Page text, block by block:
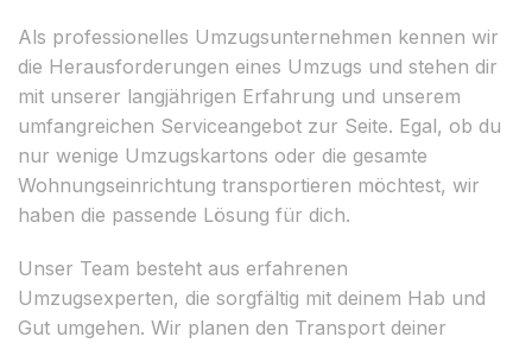
Als professionelles Umzugsunternehmen kennen wir
die Herausforderungen eines Umzugs und stehen dir
mit unserer langjährigen Erfahrung und unserem
umfangreichen Serviceangebot zur Seite. Egal, ob du
nur wenige Umzugskartons oder die gesamte
Wohnungseinrichtung transportieren möchtest, wir
haben die passende Lösung für dich.
Unser Team besteht aus erfahrenen
Umzugsexperten, die sorgfältig mit deinem Hab und
Gut umgehen. Wir planen den Transport deiner